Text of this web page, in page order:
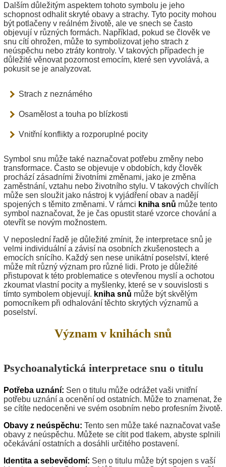
Dalším důležitým aspektem tohoto symbolu je jeho
schopnost odhalit skryté obavy a strachy. Tyto pocity mohou
být potlačeny v reálném životě, ale ve snech se často
objevují v různých formách. Například, pokud se člověk ve
snu cítí ohrožen, může to symbolizovat jeho strach z
neúspěchu nebo ztráty kontroly. V takových případech je
důležité věnovat pozornost emocím, které sen vyvolává, a
pokusit se je analyzovat.
Strach z neznámého
Osamělost a touha po blízkosti
Vnitřní konflikty a rozporuplné pocity
Symbol snu může také naznačovat potřebu změny nebo
transformace. Často se objevuje v obdobích, kdy člověk
prochází zásadními životními změnami, jako je změna
zaměstnání, vztahu nebo životního stylu. V takových chvílích
může sen sloužit jako nástroj k vyjádření obav a nadějí
spojených s těmito změnami. V rámci kniha snů může tento
symbol naznačovat, že je čas opustit staré vzorce chování a
otevřít se novým možnostem.
V neposlední řadě je důležité zmínit, že interpretace snů je
velmi individuální a závisí na osobních zkušenostech a
emocích snícího. Každý sen nese unikátní poselství, které
může mít různý význam pro různé lidi. Proto je důležité
přistupovat k této problematice s otevřenou myslí a ochotou
zkoumat vlastní pocity a myšlenky, které se v souvislosti s
tímto symbolem objevují. kniha snů může být skvělým
pomocníkem při odhalování těchto skrytých významů a
poselství.
Význam v knihách snů
Psychoanalytická interpretace snu o titulu
Potřeba uznání: Sen o titulu může odrážet vaši vnitřní
potřebu uznání a ocenění od ostatních. Může to znamenat, že
se cítíte nedoceněni ve svém osobním nebo profesním životě.
Obavy z neúspěchu: Tento sen může také naznačovat vaše
obavy z neúspěchu. Můžete se cítit pod tlakem, abyste splnili
očekávání ostatních a dosáhli určitého postavení.
Identita a sebevědomí: Sen o titulu může být spojen s vaší